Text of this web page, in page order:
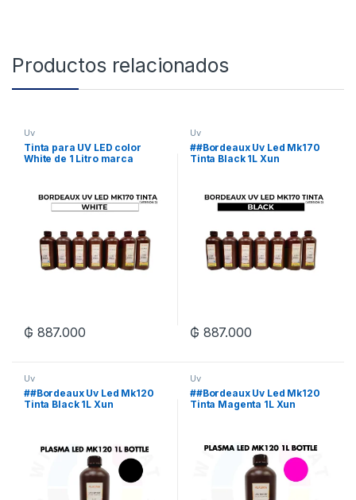
Productos relacionados
Uv
Tinta para UV LED color
White de 1 Litro marca
₲ 887.000
Uv
##Bordeaux Uv Led Mk170
Tinta Black 1L Xun
₲ 887.000
Uv
##Bordeaux Uv Led Mk120
Tinta Black 1L Xun
Uv
##Bordeaux Uv Led Mk120
Tinta Magenta 1L Xun